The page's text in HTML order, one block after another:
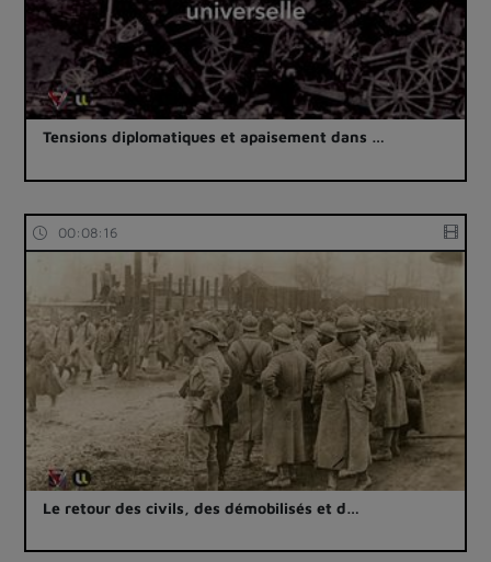
Tensions diplomatiques et apaisement dans …
00:08:16
Le retour des civils, des démobilisés et d…